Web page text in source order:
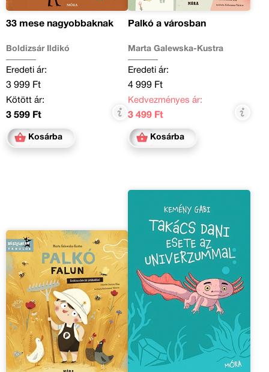
33 mese nagyobbaknak
Boldizsár Ildikó
Eredeti ár:
3 999 Ft
Kötött ár:
3 599 Ft
Kosárba
Palkó a városban
Marta Galewska-Kustra
Eredeti ár:
4 999 Ft
Kedvezményes ár:
3 499 Ft
Kosárba